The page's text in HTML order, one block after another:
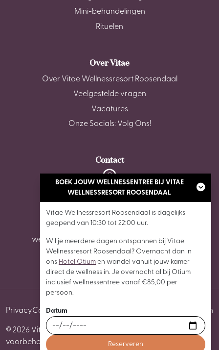
Mini-behandelingen
Rituelen
Over Vitae
Over Vitae Wellnessresort Roosendaal
Veelgestelde vragen
Vacatures
Onze Socials: Volg Ons!
Contact
De Stok 6, 4703 SZ Roosendaal
0165 - 87 02 62
wellnessroosendaal@vitaewellnessresorts.nl
© 2026 Vitae Wellnessresort Roosendaal Alle rechten
voorbehouden
PrivacyCookiesAlgemene voorwaarden Cookie instellingen
BOEK JOUW WELLNESSENTREE BIJ VITAE
WELLNESSRESORT ROOSENDAAL
Vitae Wellnessresort Roosendaal is dagelijks
geopend van 10:30 tot 22:00 uur.
Wil je meerdere dagen ontspannen bij Vitae
Wellnessresort Roosendaal? Overnacht dan in
ons Hotel Otium en wandel vanuit jouw kamer
direct de wellness in. Je overnacht al bij Otium
inclusief wellnessentree vanaf €85,00 per
persoon.
Datum